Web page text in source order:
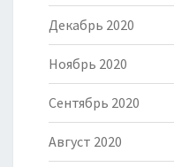
Декабрь 2020
Ноябрь 2020
Сентябрь 2020
Август 2020